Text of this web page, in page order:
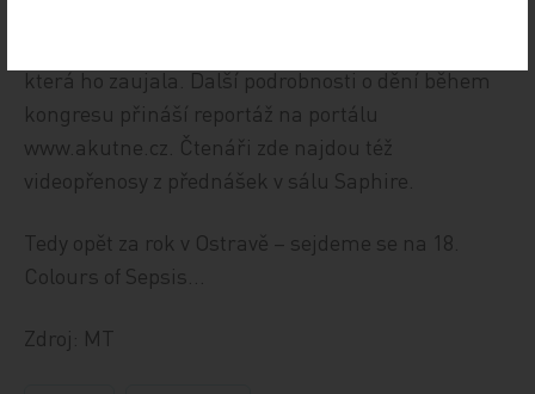
která ho zaujala. Další podrobnosti o dění během
kongresu přináší reportáž na portálu
www.akutne.cz. Čtenáři zde najdou též
videopřenosy z přednášek v sálu Saphire.
Tedy opět za rok v Ostravě – sejdeme se na 18.
Colours of Sepsis…
Zdroj: MT